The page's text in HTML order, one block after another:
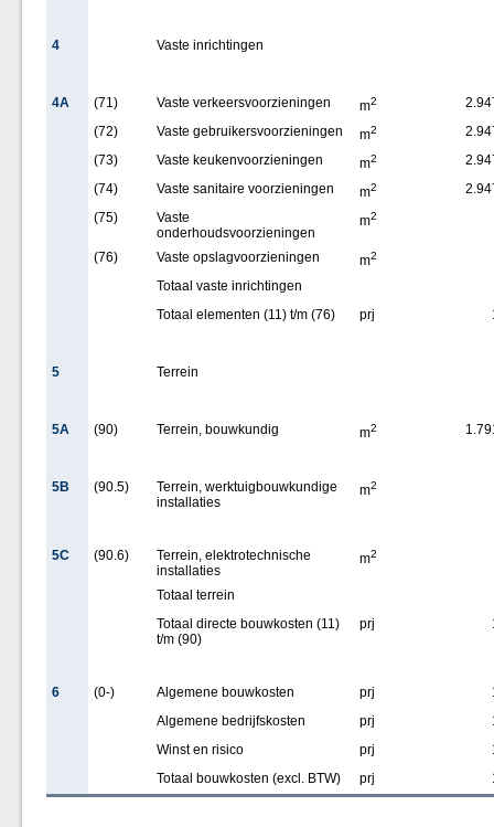
4 Vaste inrichtingen
4A (71) Vaste verkeersvoorzieningen m2
(72)
Vaste gebruikersvoorzieningen m2
(73)
Vaste keukenvoorzieningen m2
(74)
Vaste sanitaire voorzieningen m2
(75)
Vaste
onderhoudsvoorzieningen
m2
(76) Vaste opslagvoorzieningen m2
Totaal vaste inrichtingen
Totaal elementen (11) t/m (76)
prj
5 Terrein
5A (90) Terrein, bouwkundig m2
5B (90.5)
Terrein, werktuigbouwkundige
installaties
m2
5C (90.6)
Terrein, elektrotechnische
installaties
m2
Totaal terrein
Totaal directe bouwkosten (11)
t/m (90)
prj
6 (0-) Algemene bouwkosten prj
Algemene bedrijfskosten
prj
Winst en risico
prj
Totaal bouwkosten (excl. BTW)
prj